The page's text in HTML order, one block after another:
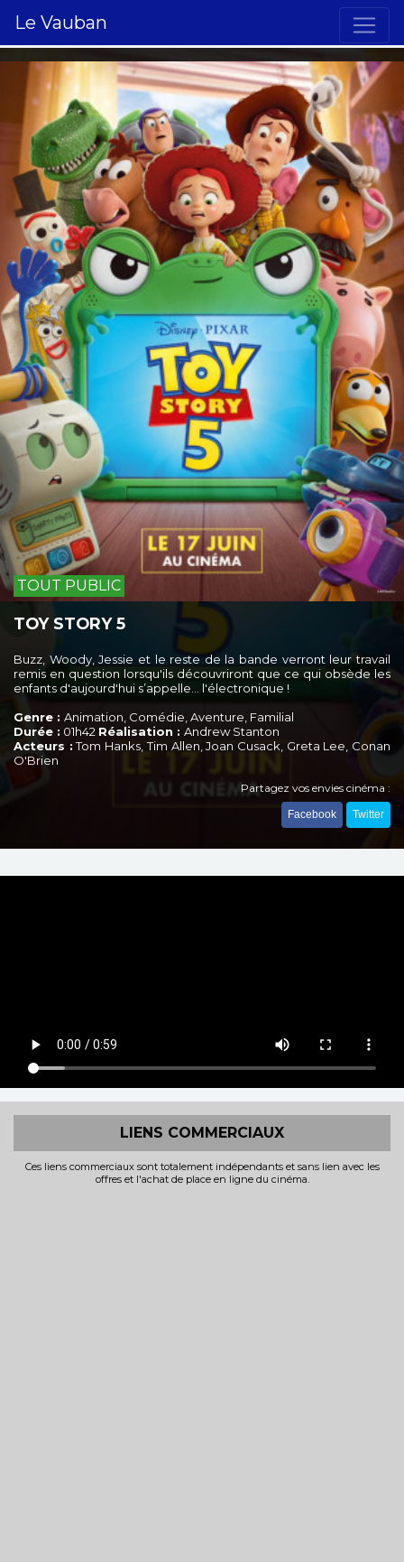
Le Vauban
TOUT PUBLIC
TOY STORY 5
Buzz, Woody, Jessie et le reste de la bande verront leur travail
remis en question lorsqu'ils découvriront que ce qui obsède les
enfants d'aujourd'hui s’appelle... l'électronique !
Genre : Animation, Comédie, Aventure, Familial
Durée : 01h42 Réalisation : Andrew Stanton
Acteurs :Tom Hanks, Tim Allen, Joan Cusack, Greta Lee, Conan
O'Brien
Partagez vos envies cinéma :
Facebook Twitter
LIENS COMMERCIAUX
Ces liens commerciaux sont totalement indépendants et sans lien avec les
offres et l'achat de place en ligne du cinéma.